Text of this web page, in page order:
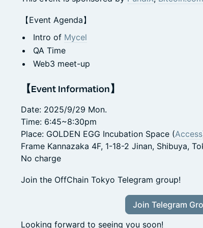
【Event Agenda】
Intro of Mycel
QA Time
Web3 meet-up
【Event Information】
Date: 2025/9/29 Mon.
Time: 6:45~8:30pm
Place: GOLDEN EGG Incubation Space (Access
Frame Kannazaka 4F, 1-18-2 Jinan, Shibuya,
No charge
Join the OffChain Tokyo Telegram group!
Join Telegram
Looking forward to seeing you soon!